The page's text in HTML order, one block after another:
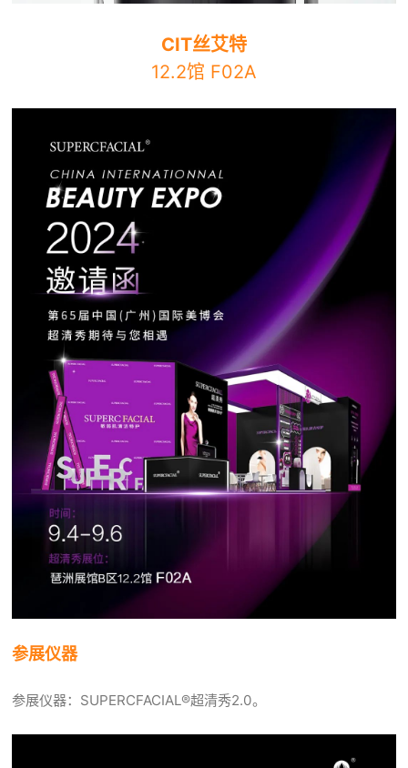
CIT丝艾特
12.2馆 F02A
参展仪器
参展仪器：SUPERCFACIAL®超清秀2.0。